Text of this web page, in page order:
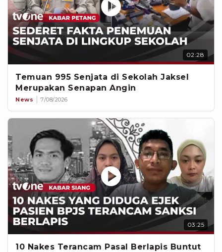
02:28
Temuan 995 Senjata di Sekolah Jaksel
Merupakan Senapan Angin
News 7/08/2026
03:25
10 Nakes Terancam Pasal Berlapis Buntut